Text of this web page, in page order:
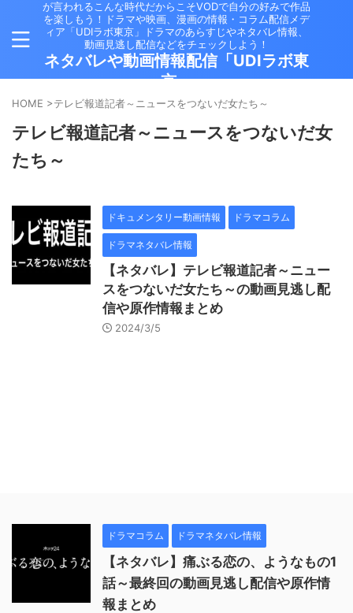
が言われるこんな時代だからこそVODで自分の好みで作品
を楽しもう！ドラマや映画、漫画の情報・コラム配信メデ
ィア「UDIラボ東京」ドラマのあらすじやネタバレ情報、
動画見逃し配信などをチェックしよう！
ネタバレや動画情報配信「UDIラボ東
京」
HOME >テレビ報道記者～ニュースをつないだ女たち～
テレビ報道記者～ニュースをつないだ女
たち～
ドキュメンタリー動画情報 ドラマコラム
ドラマネタバレ情報
【ネタバレ】テレビ報道記者～ニュー
スをつないだ女たち～の動画見逃し配
信や原作情報まとめ
2024/3/5
ドラマコラム ドラマネタバレ情報
【ネタバレ】痛ぶる恋の、ようなもの1
話～最終回の動画見逃し配信や原作情
報まとめ